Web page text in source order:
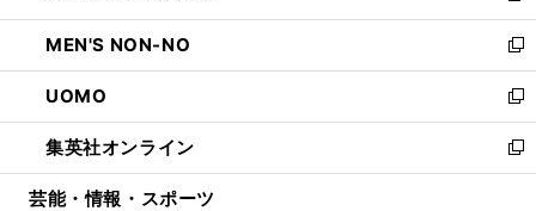
開
く
ウ
で
開
く
ン
ド
ウ
で
開
く
ウ
ィ
ン
ド
ウ
で
開
し
い
ウ
ィ
ン
ド
ウ
MEN'S NON-NO
新
し
い
ウ
ィ
ン
UOMO
新
し
い
ウ
集英社オンライン
新
し
芸能・情報・スポーツ